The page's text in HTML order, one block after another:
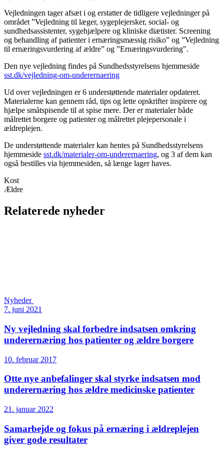
Vejledningen tager afsæt i og erstatter de tidligere vejledninger på
området ”Vejledning til læger, sygeplejersker, social- og
sundhedsassistenter, sygehjælpere og kliniske diætister. Screening
og behandling af patienter i ernæringsmæssig risiko” og ”Vejledning
til ernæringsvurdering af ældre” og ”Ernæringsvurdering".
Den nye vejledning findes på Sundhedsstyrelsens hjemmeside
sst.dk/vejledning-om-underernaering
Ud over vejledningen er 6 understøttende materialer opdateret.
Materialerne kan gennem råd, tips og lette opskrifter inspirere og
hjælpe småtspisende til at spise mere. Der er materialer både
målrettet borgere og patienter og målrettet plejepersonale i
ældreplejen.
De understøttende materialer kan hentes på Sundhedsstyrelsens
hjemmeside sst.dk/materialer-om-underernaering, og 3 af dem kan
også bestilles via hjemmesiden, så længe lager haves.
Kost
Ældre
Relaterede nyheder
Nyheder
7. juni 2021
Ny vejledning skal forbedre indsatsen omkring
underernæring hos patienter og ældre borgere
10. februar 2017
Otte nye anbefalinger skal styrke indsatsen mod
underernæring hos ældre medicinske patienter
21. januar 2022
Samarbejde og fokus på ernæring i ældreplejen
giver gode resultater